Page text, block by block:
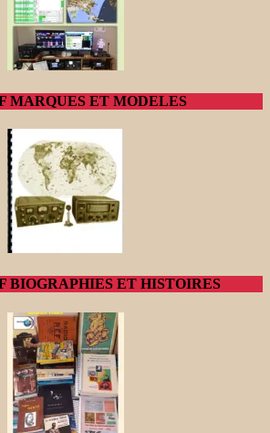
MARQUES ET MODELES
BIOGRAPHIES ET HISTOIRES